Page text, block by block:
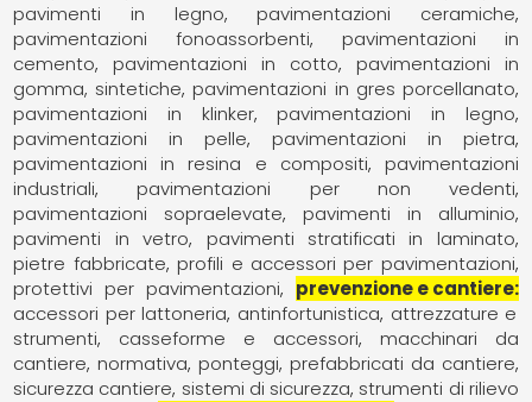
pavimenti in legno
pavimentazioni ceramiche
pavimentazioni fonoassorbenti
pavimentazioni in
cemento
pavimentazioni in cotto
pavimentazioni in
gomma, sintetiche pavimentazioni in gres porcellanato
pavimentazioni in klinker
pavimentazioni in legno
pavimentazioni in pelle
pavimentazioni in pietra
pavimentazioni in resina e compositi
pavimentazioni
industriali
pavimentazioni per non vedenti
pavimentazioni sopraelevate
pavimenti in alluminio
pavimenti in vetro
pavimenti stratificati in laminato
pietre fabbricate profili e accessori per pavimentazioni
protettivi per pavimentazioni
prevenzione e cantiere
accessori per lattoneria antinfortunistica attrezzature e
strumenti
casseforme e accessori
macchinari da
cantiere normativa ponteggi prefabbricati da cantiere
sicurezza cantiere sistemi di sicurezza strumenti di rilievo